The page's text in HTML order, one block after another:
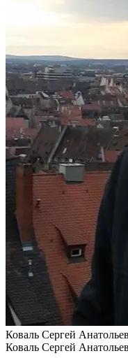
Коваль Сергей
Коваль Сергей